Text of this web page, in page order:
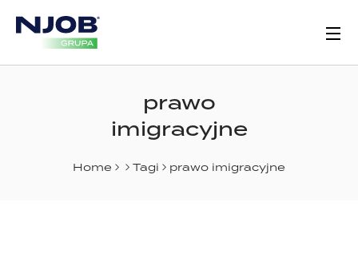
prawo
imigracyjne
Home Tagi prawo imigracyjne